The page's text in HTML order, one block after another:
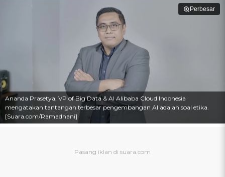
Perbesar
Ananda Prasetya, VP of Big Data & AI Alibaba Cloud Indonesia
mengatakan tantangan terbesar pengembangan AI adalah soal etika.
[Suara.com/Ramadhani]